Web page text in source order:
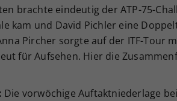
brachte eindeutig der ATP-75-
kam und David Pichler eine
Pircher sorgte auf der ITF-Tour
für Aufsehen. Hier die
Die vorwöchige Auftaktniederlage